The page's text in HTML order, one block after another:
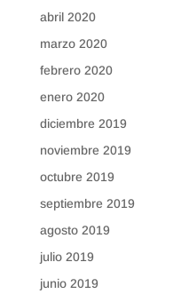
abril 2020
marzo 2020
febrero 2020
enero 2020
diciembre 2019
noviembre 2019
octubre 2019
septiembre 2019
agosto 2019
julio 2019
junio 2019